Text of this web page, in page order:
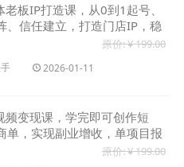
老板IP打造课，从0到1起号、
、信任建立，打造门店IP，稳
原价: ¥ 199.00
2026-01-11
频变现课，学完即可创作短
单，实现副业增收，单项目报
原价: ¥ 199.00